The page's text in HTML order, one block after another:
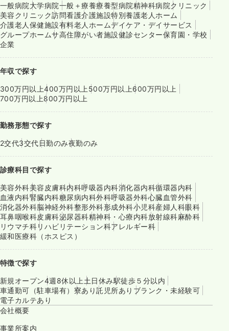
一般病院大学病院一般＋療養療養型病院精神科病院クリニック
美容クリニック訪問看護介護施設特別養護老人ホーム
介護老人保健施設有料老人ホームデイケア・デイサービス
グループホームサ高住障がい者施設健診センター保育園・学校
企業
年収で探す
300万円以上400万円以上 500万円以上600万円以上
700万円以上800万円以上
勤務形態で探す
2交代3交代日勤のみ夜勤のみ
診療科目で探す
美容外科美容皮膚科内科呼吸器内科消化器内科循環器内科
血液内科腎臓内科糖尿病内科外科呼吸器外科心臓血管外科
消化器外科脳神経外科整形外科形成外科小児科産婦人科眼科
耳鼻咽喉科皮膚科泌尿器科精神科・心療内科放射線科麻酔科
リウマチ科リハビリテーション科アレルギー科
緩和医療科（ホスピス）
特徴で探す
新規オープン4週8休以上 土日休み駅徒歩５分以内
車通勤可（駐車場有） 寮あり託児所あり ブランク・未経験可
電子カルテあり
会社概要
事業所案内